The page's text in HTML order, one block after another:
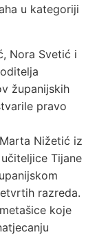
u kategoriji
Nora Svetić i
županijskih
pravo
Nižetić iz
Tijane
razreda.
koje